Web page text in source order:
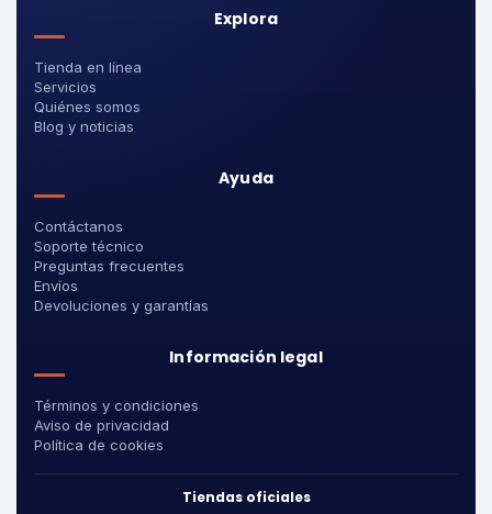
Explora
Tienda en línea
Servicios
Quiénes somos
Blog y noticias
Ayuda
Contáctanos
Soporte técnico
Preguntas frecuentes
Envíos
Devoluciones y garantías
Información legal
Términos y condiciones
Aviso de privacidad
Política de cookies
Tiendas oficiales